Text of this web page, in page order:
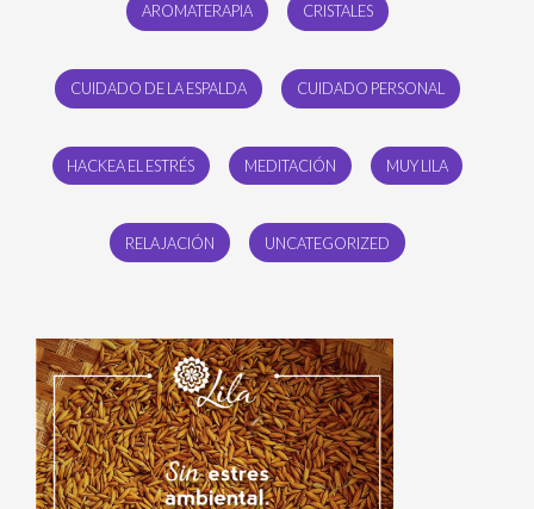
AROMATERAPIA CRISTALES
CUIDADO DE LA ESPALDA CUIDADO PERSONAL
HACKEA EL ESTRÉS MEDITACIÓN MUY LILA
RELAJACIÓN UNCATEGORIZED